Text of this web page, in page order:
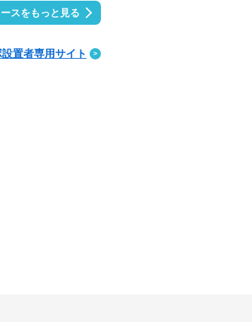
スをもっと見る
置者専用サイト